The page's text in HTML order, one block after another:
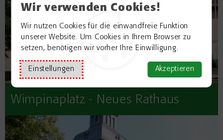
Wir verwenden Cookies!
Wir nutzen Cookies für die einwandfreie Funktion
unserer Website. Um Cookies in Ihrem Browser zu
setzen, benötigen wir vorher Ihre Einwilligung.
Einstellungen Akzeptieren
Wimpinaplatz - Neues Rathaus